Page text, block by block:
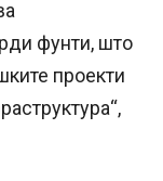
фунти, што
проекти